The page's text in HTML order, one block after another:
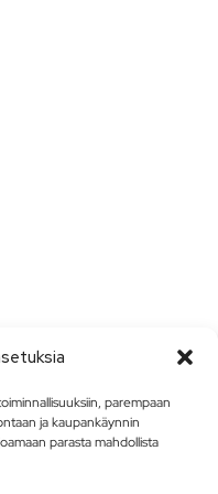
parempaan
ja kaupankäynnin
parasta mahdollista